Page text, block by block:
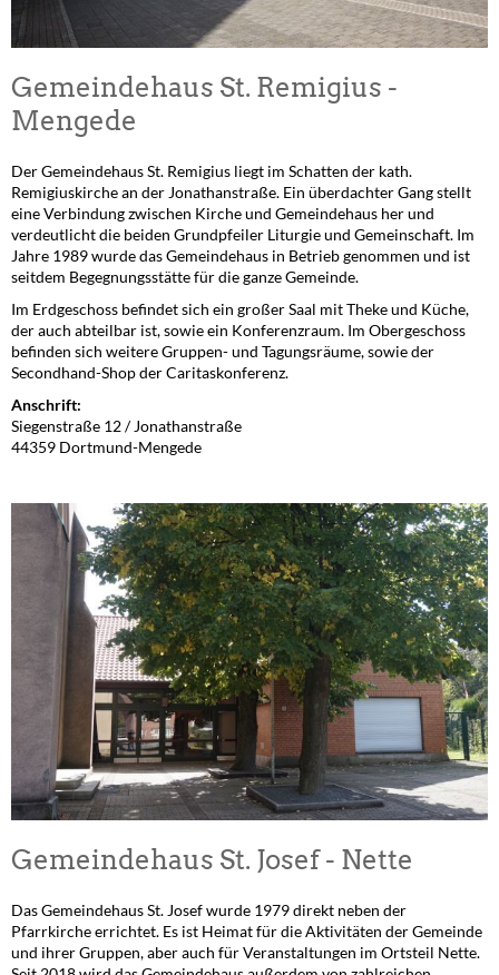
Gemeindehaus St. Remigius -
Mengede
Der Gemeindehaus St. Remigius liegt im Schatten der kath.
Remigiuskirche an der Jonathanstraße. Ein überdachter Gang stellt
eine Verbindung zwischen Kirche und Gemeindehaus her und
verdeutlicht die beiden Grundpfeiler Liturgie und Gemeinschaft. Im
Jahre 1989 wurde das Gemeindehaus in Betrieb genommen und ist
seitdem Begegnungsstätte für die ganze Gemeinde.
Im Erdgeschoss befindet sich ein großer Saal mit Theke und Küche,
der auch abteilbar ist, sowie ein Konferenzraum. Im Obergeschoss
befinden sich weitere Gruppen- und Tagungsräume, sowie der
Secondhand-Shop der Caritaskonferenz.
Anschrift:
Siegenstraße 12 / Jonathanstraße
44359 Dortmund-Mengede
Gemeindehaus St. Josef - Nette
Das Gemeindehaus St. Josef wurde 1979 direkt neben der
Pfarrkirche errichtet. Es ist Heimat für die Aktivitäten der Gemeinde
und ihrer Gruppen, aber auch für Veranstaltungen im Ortsteil Nette.